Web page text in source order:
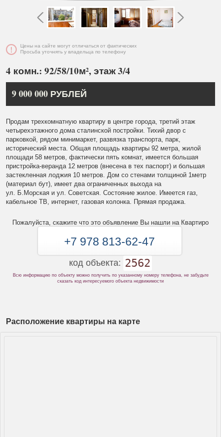
Цены на сайте могут отличаться от фактических
Просьба уточнять у владельца по телефону
4 комн.: 92/58/10м², этаж 3/4
9 000 000 РУБЛЕЙ
Продам трехкомнатную квартиру в центре города, третий этаж
четырехэтажного дома сталинской постройки. Тихий двор с
парковкой, рядом минимаркет, развязка транспорта, парк,
исторический места. Общая площадь квартиры 92 метра, жилой
площади 58 метров, фактически пять комнат, имеется большая
пристройка-веранда 12 метров (внесена в тех паспорт) и большая
застекленная лоджия 10 метров. Дом со стенами толщиной 1метр
(материал бут), имеет два ограниченных выхода на
ул. Б.Морская и ул. Советская. Состояние жилое. Имеется газ,
кабельное ТВ, интернет, газовая колонка. Прямая продажа.
Пожалуйста, скажите что это объявление Вы нашли на Квартиро
+7 978 813-62-47
код объекта: 2562
Всю информацию по объекту можно получить по указанному номеру телефона, не забудьте
сказать код интересуемого объекта недвижимости
Расположение квартиры на карте